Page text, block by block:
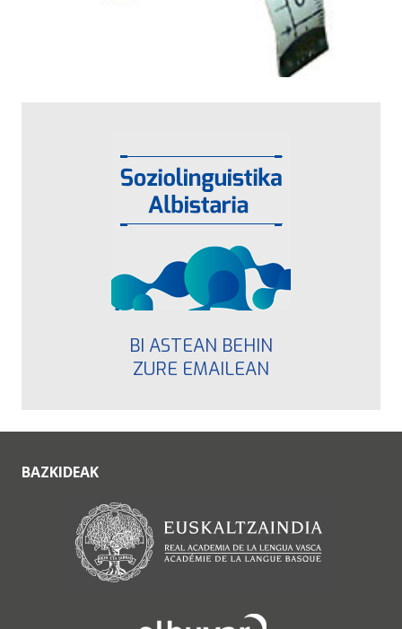
BI ASTEAN BEHIN
ZURE EMAILEAN
BAZKIDEAK